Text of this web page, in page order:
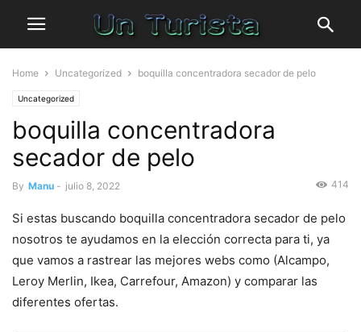
Home Uncategorized boquilla concentradora secador de pelo
Uncategorized
boquilla concentradora
secador de pelo
By Manu - julio 8, 2022 414
Si estas buscando boquilla concentradora secador de pelo
nosotros te ayudamos en la elección correcta para ti, ya
que vamos a rastrear las mejores webs como (Alcampo,
Leroy Merlin, Ikea, Carrefour, Amazon) y comparar las
diferentes ofertas.